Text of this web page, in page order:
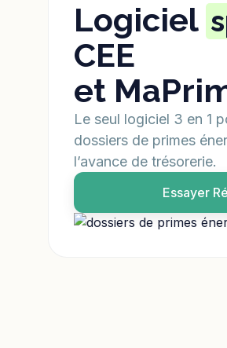
Logiciel
CEE
et
Le seul logiciel 3 en 1
dossiers de primes
l’avance de trésorerie.
Essayer